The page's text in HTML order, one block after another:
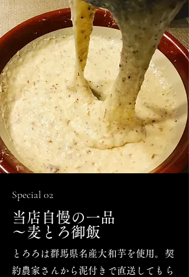
Special 02
当店自慢の一品
～麦とろ御飯
とろろは群馬県名産大和芋を使用。契
約農家さんから泥付きで直送してもら